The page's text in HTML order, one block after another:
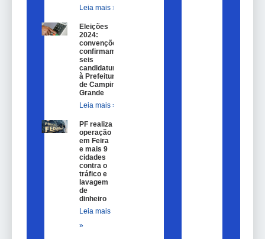
Leia mais »
Eleições
2024:
convenções
confirmam
seis
candidaturas
à Prefeitura
de Campina
Grande
Leia mais »
PF realiza
operação
em Feira
e mais 9
cidades
contra o
tráfico e
lavagem
de
dinheiro
Leia mais
»